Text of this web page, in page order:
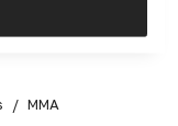
MMA